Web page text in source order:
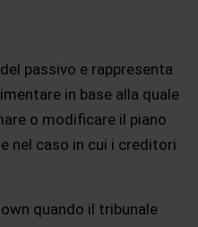
passivo e rappresenta
in base alla quale
o modificare il piano
nel caso in cui i creditori
quando il tribunale